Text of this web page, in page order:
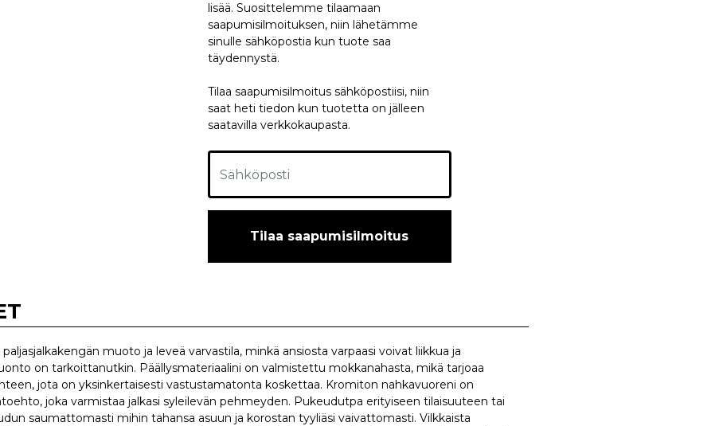
lisää. Suosittelemme tilaamaan
saapumisilmoituksen, niin lähetämme
sinulle sähköpostia kun tuote saa
täydennystä.
Tilaa saapumisilmoitus sähköpostiisi, niin
saat heti tiedon kun tuotetta on jälleen
saatavilla verkkokaupasta.
Tilaa saapumisilmoitus
muoto ja leveä varvastila, minkä ansiosta varpaasi voivat liikkua ja
on tarkoittanutkin. Päällysmateriaalini on valmistettu mokkanahasta, mikä tarjoaa
jota on yksinkertaisesti vastustamatonta koskettaa. Kromiton nahkavuoreni on
joka varmistaa jalkasi syleilevän pehmeyden. Pukeudutpa erityiseen tilaisuuteen tai
saumattomasti mihin tahansa asuun ja korostan tyyliäsi vaivattomasti. Vilkkaista